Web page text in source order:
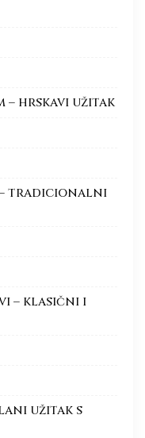
– hrskavi užitak
– tradicionalni
– klasični i
užitak s